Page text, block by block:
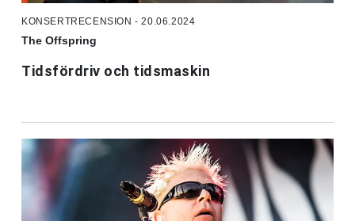
KONSERTRECENSION - 20.06.2024
The Offspring
Tidsfördriv och tidsmaskin